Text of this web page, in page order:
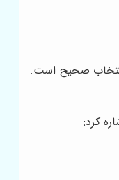
انتخاب صحیح است.
کرد: